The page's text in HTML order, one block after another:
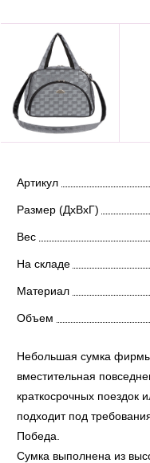
Артикул
Размер (ДхВхГ)
Вес
На складе
Материал
Объем
Небольшая сумка фирмы
вместительная
краткосрочных поездок
подходит под
Победа.
Сумка выполнена из